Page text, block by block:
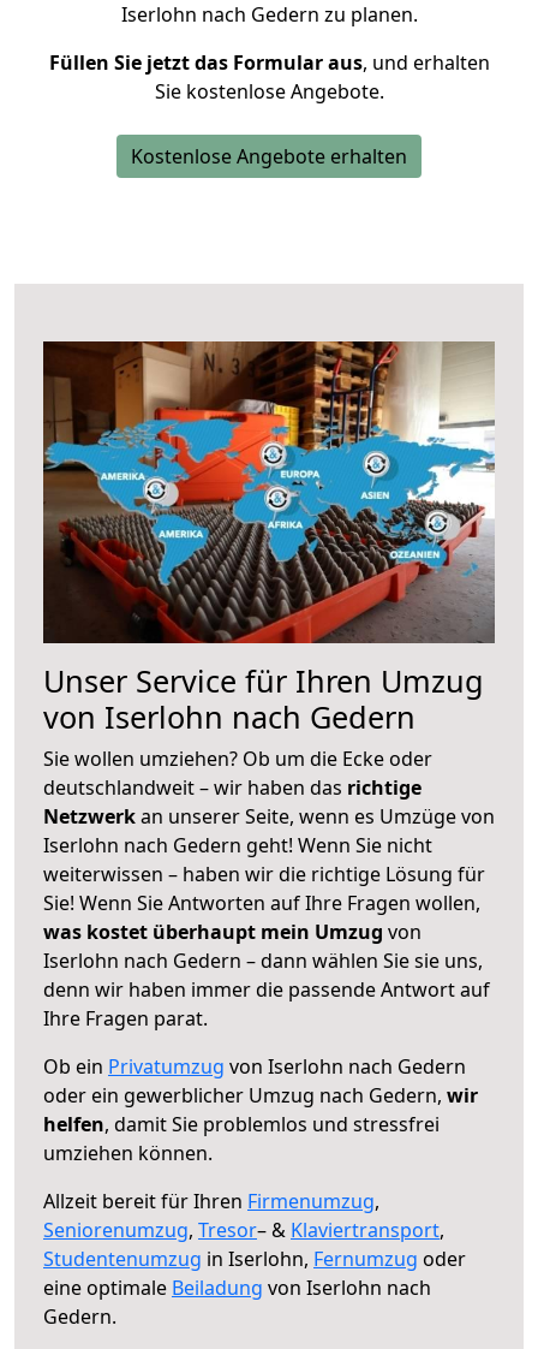
Iserlohn nach Gedern zu planen.
Füllen Sie jetzt das Formular aus, und erhalten
Sie kostenlose Angebote.
Kostenlose Angebote erhalten
Unser Service für Ihren Umzug
von Iserlohn nach Gedern
Sie wollen umziehen? Ob um die Ecke oder
deutschlandweit – wir haben das richtige
Netzwerkan unserer Seite, wenn es Umzüge von
Iserlohn nach Gedern geht! Wenn Sie nicht
weiterwissen – haben wir die richtige Lösung für
Sie! Wenn Sie Antworten auf Ihre Fragen wollen,
was kostet überhaupt mein Umzug von
Iserlohn nach Gedern – dann wählen Sie sie uns,
denn wir haben immer die passende Antwort auf
Ihre Fragen parat.
Ob ein Privatumzug von Iserlohn nach Gedern
oder ein gewerblicher Umzug nach Gedern, wir
helfen, damit Sie problemlos und stressfrei
umziehen können.
Allzeit bereit für Ihren Firmenumzug,
Seniorenumzug, Tresor– & Klaviertransport,
Studentenumzug in Iserlohn, Fernumzug oder
eine optimale Beiladung von Iserlohn nach
Gedern.